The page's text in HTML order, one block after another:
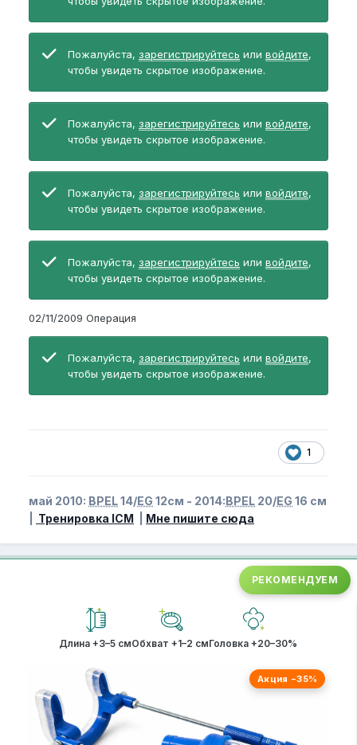
Пожалуйста, зарегистрируйтесь или войдите,
чтобы увидеть скрытое изображение.
Пожалуйста, зарегистрируйтесь или войдите,
чтобы увидеть скрытое изображение.
Пожалуйста, зарегистрируйтесь или войдите,
чтобы увидеть скрытое изображение.
Пожалуйста, зарегистрируйтесь или войдите,
чтобы увидеть скрытое изображение.
02/11/2009 Операция
Пожалуйста, зарегистрируйтесь или войдите,
чтобы увидеть скрытое изображение.
1
май 2010: BPEL14/EG 12см - 2014:BPEL 20/EG 16 см
Тренировка ICM Мне пишите сюда
РЕКОМЕНДУЕМ
Длина +3–5 смОбхват +1–2 смГоловка +20–30%
Акция −35%